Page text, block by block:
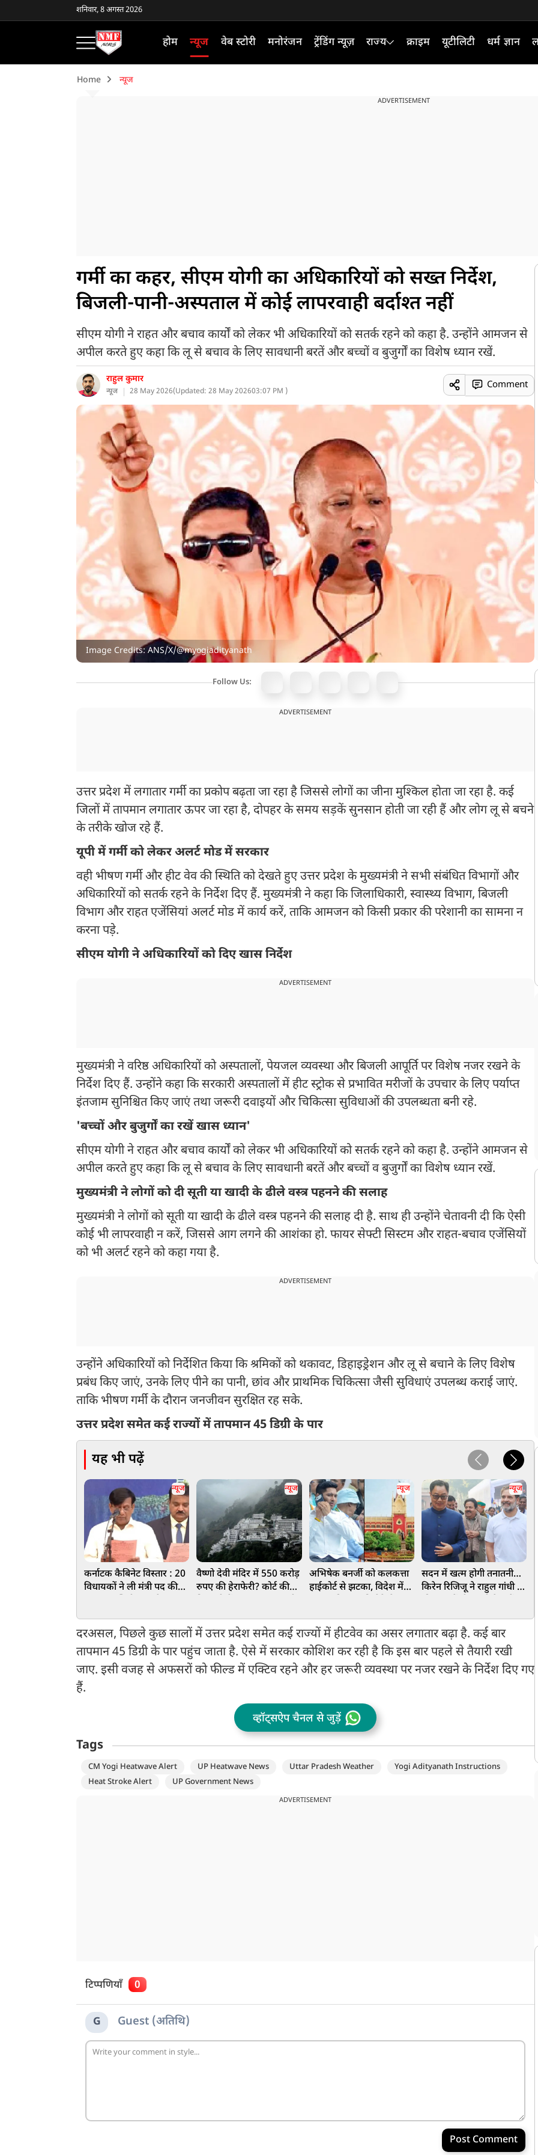
शनिवार, 8 अगस्त 2026
होम न्यूज वेब स्टोरी मनोरंजन ट्रेंडिंग न्यूज़ राज्य क्राइम यूटीलिटी धर्म ज्ञान
Home न्यूज
ADVERTISEMENT
गर्मी का कहर, सीएम योगी का अधिकारियों को सख्त निर्देश,
बिजली-पानी-अस्पताल में कोई लापरवाही बर्दाश्त नहीं
सीएम योगी ने राहत और बचाव कार्यों को लेकर भी अधिकारियों को सतर्क रहने को कहा है. उन्होंने आमजन से
अपील करते हुए कहा कि लू से बचाव के लिए सावधानी बरतें और बच्चों व बुजुर्गों का विशेष ध्यान रखें.
राहुल कुमार
न्यूज 28 May 2026(Updated: 28 May 202603:07 PM )
Comment
Image Credits: ANS/X/@myogiadityanath
Follow Us:
ADVERTISEMENT
उत्तर प्रदेश में लगातार गर्मी का प्रकोप बढ़ता जा रहा है जिससे लोगों का जीना मुश्किल होता जा रहा है. कई
जिलों में तापमान लगातार ऊपर जा रहा है, दोपहर के समय सड़कें सुनसान होती जा रही हैं और लोग लू से बचने
के तरीके खोज रहे हैं.
यूपी में गर्मी को लेकर अलर्ट मोड में सरकार
वही भीषण गर्मी और हीट वेव की स्थिति को देखते हुए उत्तर प्रदेश के मुख्यमंत्री ने सभी संबंधित विभागों और
अधिकारियों को सतर्क रहने के निर्देश दिए हैं. मुख्यमंत्री ने कहा कि जिलाधिकारी, स्वास्थ्य विभाग, बिजली
विभाग और राहत एजेंसियां अलर्ट मोड में कार्य करें, ताकि आमजन को किसी प्रकार की परेशानी का सामना न
करना पड़े.
सीएम योगी ने अधिकारियों को दिए खास निर्देश
ADVERTISEMENT
मुख्यमंत्री ने वरिष्ठ अधिकारियों को अस्पतालों, पेयजल व्यवस्था और बिजली आपूर्ति पर विशेष नजर रखने के
निर्देश दिए हैं. उन्होंने कहा कि सरकारी अस्पतालों में हीट स्ट्रोक से प्रभावित मरीजों के उपचार के लिए पर्याप्त
इंतजाम सुनिश्चित किए जाएं तथा जरूरी दवाइयों और चिकित्सा सुविधाओं की उपलब्धता बनी रहे.
'बच्चों और बुजुर्गों का रखें खास ध्यान'
सीएम योगी ने राहत और बचाव कार्यों को लेकर भी अधिकारियों को सतर्क रहने को कहा है. उन्होंने आमजन से
अपील करते हुए कहा कि लू से बचाव के लिए सावधानी बरतें और बच्चों व बुजुर्गों का विशेष ध्यान रखें.
मुख्यमंत्री ने लोगों को दी सूती या खादी के ढीले वस्त्र पहनने की सलाह
मुख्यमंत्री ने लोगों को सूती या खादी के ढीले वस्त्र पहनने की सलाह दी है. साथ ही उन्होंने चेतावनी दी कि ऐसी
कोई भी लापरवाही न करें, जिससे आग लगने की आशंका हो. फायर सेफ्टी सिस्टम और राहत-बचाव एजेंसियों
को भी अलर्ट रहने को कहा गया है.
ADVERTISEMENT
उन्होंने अधिकारियों को निर्देशित किया कि श्रमिकों को थकावट, डिहाइड्रेशन और लू से बचाने के लिए विशेष
प्रबंध किए जाएं, उनके लिए पीने का पानी, छांव और प्राथमिक चिकित्सा जैसी सुविधाएं उपलब्ध कराई जाएं.
ताकि भीषण गर्मी के दौरान जनजीवन सुरक्षित रह सके.
उत्तर प्रदेश समेत कई राज्यों में तापमान 45 डिग्री के पार
यह भी पढ़ें
न्यूज
कर्नाटक कैबिनेट विस्तार : 20
विधायकों ने ली मंत्री पद की
न्यूज
वैष्णो देवी मंदिर में 550 करोड़
रुपए की हेराफेरी? कोर्ट की
न्यूज
अभिषेक बनर्जी को कलकत्ता
हाईकोर्ट से झटका, विदेश में
न्यूज
सदन में खत्म होगी तनातनी…
किरेन रिजिजू ने राहुल गांधी से
दरअसल, पिछले कुछ सालों में उत्तर प्रदेश समेत कई राज्यों में हीटवेव का असर लगातार बढ़ा है. कई बार
तापमान 45 डिग्री के पार पहुंच जाता है. ऐसे में सरकार कोशिश कर रही है कि इस बार पहले से तैयारी रखी
जाए. इसी वजह से अफसरों को फील्ड में एक्टिव रहने और हर जरूरी व्यवस्था पर नजर रखने के निर्देश दिए गए
हैं.
व्हॉट्सऐप चैनल से जुड़ें
Tags
CM Yogi Heatwave Alert UP Heatwave News Uttar Pradesh Weather
Yogi Adityanath Instructions
Heat Stroke Alert
UP Government News
ADVERTISEMENT
टिप्पणियाँ 0
G Guest (अतिथि)
Post Comment